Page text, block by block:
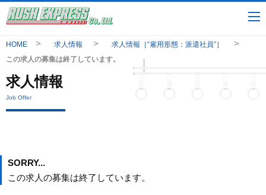
HOME 求人情報
求人情報［“雇用形態：派遣社員”］
この求人の募集は終了しています。
求人情報
Job Offer
SORRY...
この求人の募集は終了しています。